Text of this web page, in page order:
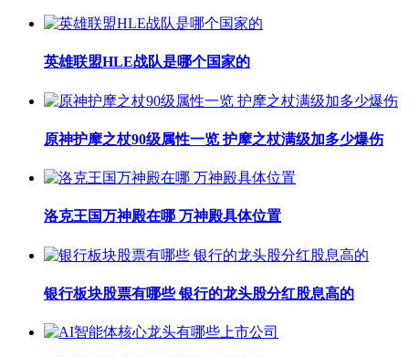
英雄联盟HLE战队是哪个国家的
原神护摩之杖90级属性一览 护摩之杖满级加多少爆伤
洛克王国万神殿在哪 万神殿具体位置
银行板块股票有哪些 银行的龙头股分红股息高的